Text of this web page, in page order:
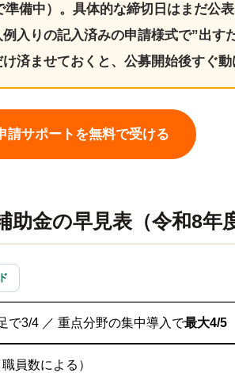
準備中）。具体的な締切日はまだ公
入りの記入済みの申請様式で”出す
済ませておくと、公募開始後すぐ動
請サポートを無料で受ける
金の早見表（令和8年
で3/4 ／ 重点分野の集中導入で最大4/5
員数による）